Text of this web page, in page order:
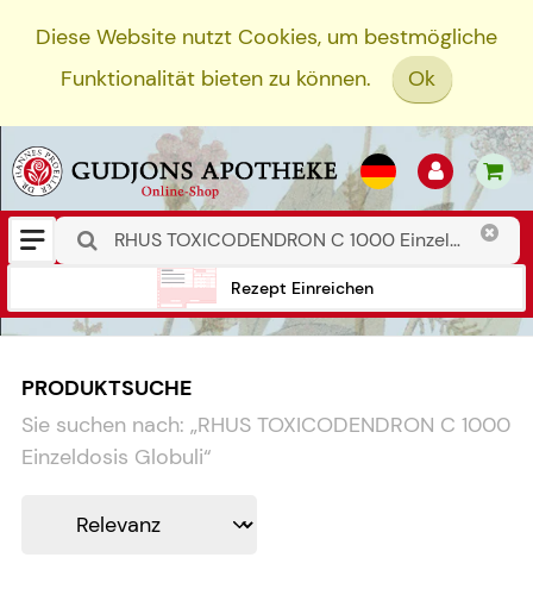
Diese Website nutzt Cookies, um bestmögliche
Funktionalität bieten zu können.
Ok
Rezept Einreichen
PRODUKTSUCHE
Sie suchen nach: „RHUS TOXICODENDRON C 1000
Einzeldosis Globuli“